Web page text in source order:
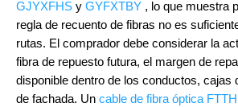
GJYXFHS y GYFXTBY , lo que muestra
regla de recuento de fibras no es
rutas. El comprador debe considerar la
fibra de repuesto futura, el margen de
disponible dentro de los conductos, cajas
de fachada. Un cable de fibra óptica